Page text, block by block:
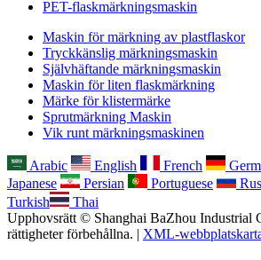
PET-flaskmärkningsmaskin
Maskin för märkning av plastflaskor
Tryckkänslig märkningsmaskin
Självhäftande märkningsmaskin
Maskin för liten flaskmärkning
Märke för klistermärke
Sprutmärkning Maskin
Vik runt märkningsmaskinen
Arabic English French
Japanese
Persian Portuguese
Turkish
Thai
Upphovsrätt © Shanghai BaZhou Industrial
rättigheter förbehållna. | XML-